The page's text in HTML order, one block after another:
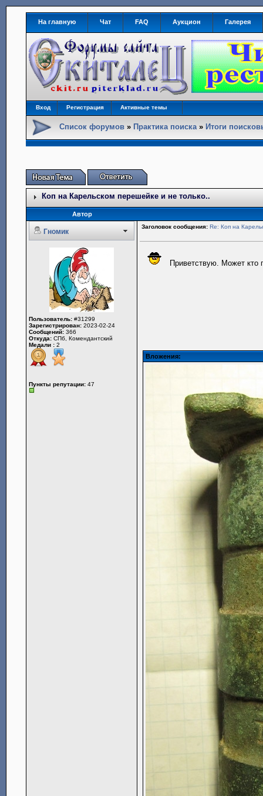
На главную Чат FAQ Аукцион Галерея
Вход Регистрация Активные темы
Список форумов » Практика поиска» Итоги
Коп на Карельском перешейке и не только..
Автор
Гномик
Заголовок сообщения: Re: Коп на
Пользователь: #31299
Зарегистрирован: 2023-02-24
Сообщений: 366
Откуда: СПб, Комендантский
Медали : 2
Пункты репутации: 47
Приветствую. Может кто
Вложения: